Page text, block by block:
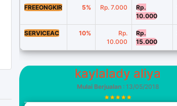
FREEONGKIR 5% Rp. 7.000
Rp.
10.000
SERVICEAC 10%
Rp.
10.000
Rp.
15.000
kaylalady aliya
Mulai Berjualan: 13/05/2018